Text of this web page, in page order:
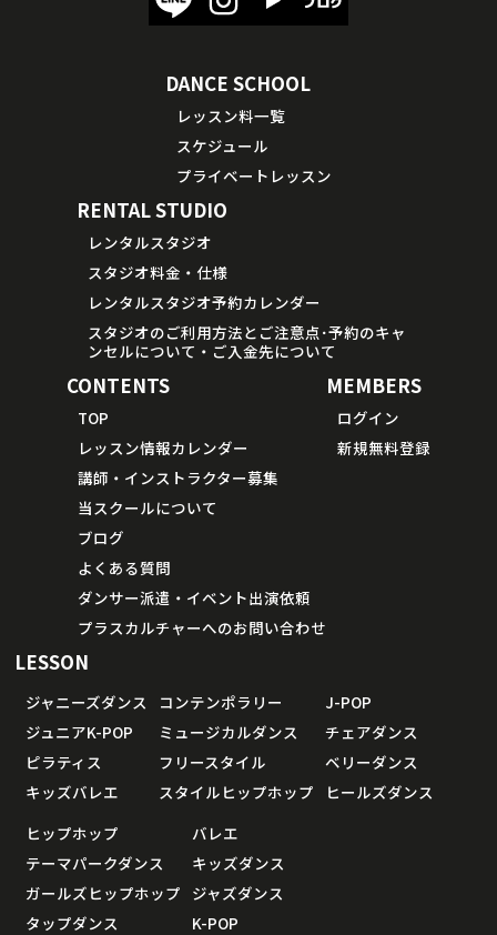
DANCE SCHOOL
レッスン料一覧
スケジュール
プライベートレッスン
RENTAL STUDIO
レンタルスタジオ
スタジオ料金・仕様
レンタルスタジオ予約カレンダー
スタジオのご利用方法とご注意点･予約のキャ
ンセルについて・ご入金先について
CONTENTS
TOP
レッスン情報カレンダー
講師・インストラクター募集
当スクールについて
ブログ
よくある質問
ダンサー派遣・イベント出演依頼
プラスカルチャーへのお問い合わせ
MEMBERS
ログイン
新規無料登録
LESSON
ジャニーズダンス
ジュニアK-POP
ピラティス
キッズバレエ
コンテンポラリー
ミュージカルダンス
フリースタイル
スタイルヒップホップ
J-POP
チェアダンス
ベリーダンス
ヒールズダンス
ヒップホップ
テーマパークダンス
ガールズヒップホップ
タップダンス
バレエ
キッズダンス
ジャズダンス
K-POP